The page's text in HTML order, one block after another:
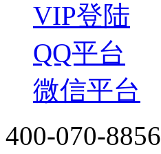
VIP登陆
QQ平台
微信平台
400-070-8856